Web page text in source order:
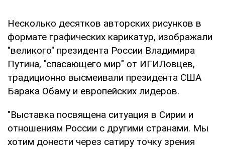
Несколько десятков авторских рисунков в
формате графических карикатур, изображали
"великого" президента России Владимира
Путина, "спасающего мир" от ИГИЛовцев,
традиционно высмеивали президента США
Барака Обаму и европейских лидеров.
"Выставка посвящена ситуация в Сирии и
отношениям России с другими странами. Мы
хотим донести через сатиру точку зрения